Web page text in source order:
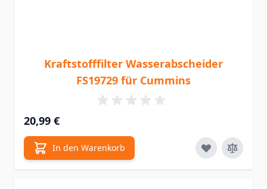
Kraftstofffilter Wasserabscheider
FS19729 für Cummins
20,99 €
In den Warenkorb